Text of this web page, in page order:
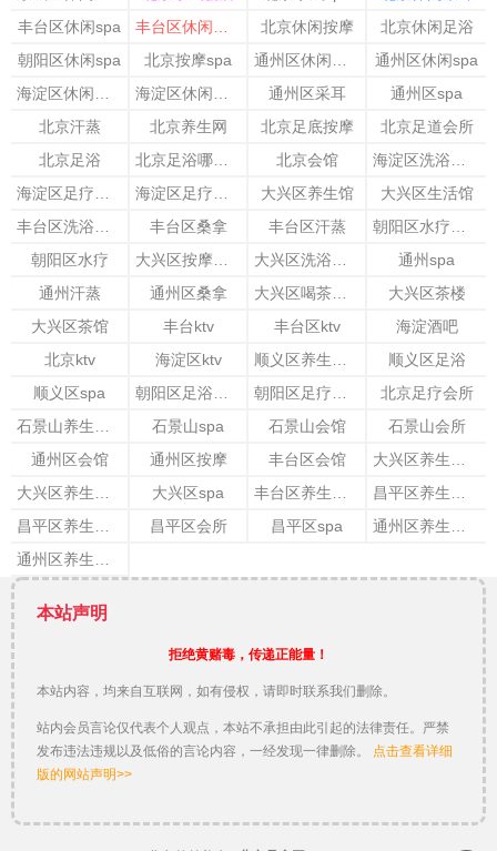
丰台区休闲spa
北京休闲按摩
北京休闲足浴
朝阳区休闲spa
北京按摩spa
通州区休闲spa
通州区采耳
通州区spa
北京汗蒸
北京养生网 北京足底按摩
北京足道会所
北京足浴
北京会馆
大兴区养生馆
大兴区生活馆
丰台区桑拿 丰台区汗蒸
朝阳区水疗
通州spa
通州汗蒸
通州区桑拿
大兴区茶楼
大兴区茶馆
丰台ktv 丰台区ktv
海淀酒吧
北京ktv
海淀区ktv
顺义区足浴
顺义区spa
北京足疗会所
石景山spa 石景山会馆
石景山会所
通州区会馆
通州区按摩 丰台区会馆
大兴区spa
昌平区会所 昌平区spa
本站声明
拒绝黄赌毒，传递正能量！
本站内容，均来自互联网，如有侵权，请即时联系我们删除。
站内会员言论仅代表个人观点，本站不承担由此引起的法律责任。严禁
发布违法违规以及低俗的言论内容，一经发现一律删除。 点击查看详细
版的网站声明>>